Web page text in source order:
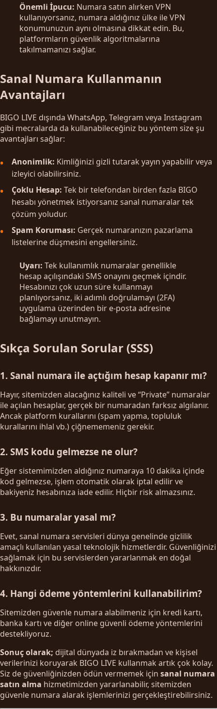
Önemli İpucu: Numara satın alırken VPN
kullanıyorsanız, numara aldığınız ülke ile VPN
konumunuzun aynı olmasına dikkat edin. Bu,
platformların güvenlik algoritmalarına
takılmamanızı sağlar.
Sanal Numara Kullanmanın
Avantajları
BIGO LIVE dışında WhatsApp, Telegram veya Instagram
gibi mecralarda da kullanabileceğiniz bu yöntem size şu
avantajları sağlar:
Anonimlik: Kimliğinizi gizli tutarak yayın yapabilir veya
izleyici olabilirsiniz.
Çoklu Hesap: Tek bir telefondan birden fazla BIGO
hesabı yönetmek istiyorsanız sanal numaralar tek
çözüm yoludur.
Spam Koruması: Gerçek numaranızın pazarlama
listelerine düşmesini engellersiniz.
Uyarı: Tek kullanımlık numaralar genellikle
hesap açılışındaki SMS onayını geçmek içindir.
Hesabınızı çok uzun süre kullanmayı
planlıyorsanız, iki adımlı doğrulamayı (2FA)
uygulama üzerinden bir e-posta adresine
bağlamayı unutmayın.
Sıkça Sorulan Sorular (SSS)
1. Sanal numara ile açtığım hesap kapanır mı?
Hayır, sitemizden alacağınız kaliteli ve “Private” numaralar
ile açılan hesaplar, gerçek bir numaradan farksız algılanır.
Ancak platform kurallarını (spam yapma, topluluk
kurallarını ihlal vb.) çiğnememeniz gerekir.
2. SMS kodu gelmezse ne olur?
Eğer sistemimizden aldığınız numaraya 10 dakika içinde
kod gelmezse, işlem otomatik olarak iptal edilir ve
bakiyeniz hesabınıza iade edilir. Hiçbir risk almazsınız.
3. Bu numaralar yasal mı?
Evet, sanal numara servisleri dünya genelinde gizlilik
amaçlı kullanılan yasal teknolojik hizmetlerdir. Güvenliğinizi
sağlamak için bu servislerden yararlanmak en doğal
hakkınızdır.
4. Hangi ödeme yöntemlerini kullanabilirim?
Sitemizden güvenle numara alabilmeniz için kredi kartı,
banka kartı ve diğer online güvenli ödeme yöntemlerini
destekliyoruz.
Sonuç olarak; dijital dünyada iz bırakmadan ve kişisel
verilerinizi koruyarak BIGO LIVE kullanmak artık çok kolay.
Siz de güvenliğinizden ödün vermemek için sanal numara
satın alma hizmetimizden yararlanabilir, sitemizden
güvenle numara alarak işlemlerinizi gerçekleştirebilirsiniz.